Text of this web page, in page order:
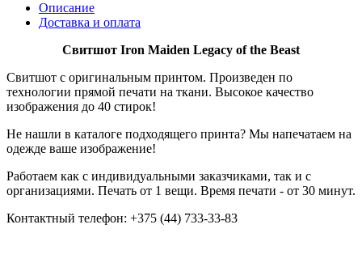
Описание
Доставка и оплата
Свитшот Iron Maiden Legacy of the Beast
Свитшот с оригинальным принтом. Произведен по
технологии прямой печати на ткани. Высокое качество
изображения до 40 стирок!
Не нашли в каталоге подходящего принта? Мы напечатаем на
одежде ваше изображение!
Работаем как с индивидуальными заказчиками, так и с
организациями. Печать от 1 вещи. Время печати - от 30 минут.
Контактный телефон: +375 (44) 733-33-83